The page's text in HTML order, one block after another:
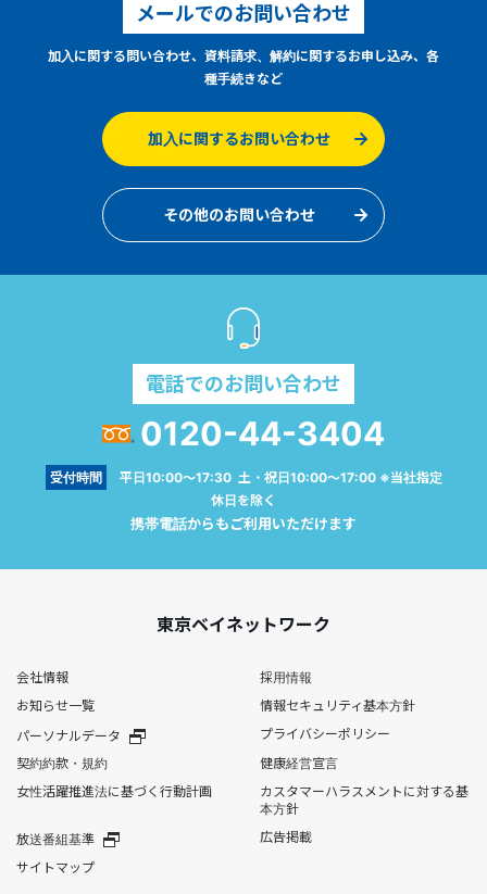
メールでのお問い合わせ
加入に関する問い合わせ、資料請求、解約に関するお申し込み、各
種手続きなど
加入に関するお問い合わせ
その他のお問い合わせ
電話でのお問い合わせ
0120-44-3404
受付時間
平日10:00～17:30 土・祝日10:00～17:00 ※当社指定
休日を除く
携帯電話からもご利用いただけます
東京ベイネットワーク
会社情報
採用情報
お知らせ一覧
情報セキュリティ基本方針
パーソナルデータ
プライバシーポリシー
契約約款・規約
健康経営宣言
女性活躍推進法に基づく行動計画
カスタマーハラスメントに対する基
本方針
放送番組基準
広告掲載
サイトマップ